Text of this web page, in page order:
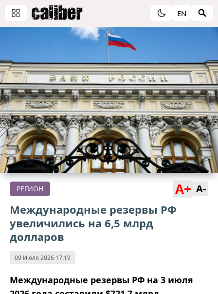
EN
РЕГИОН A+ A-
Международные резервы РФ
увеличились на 6,5 млрд
долларов
09 Июля 2026 17:19
Международные резервы РФ на 3 июля